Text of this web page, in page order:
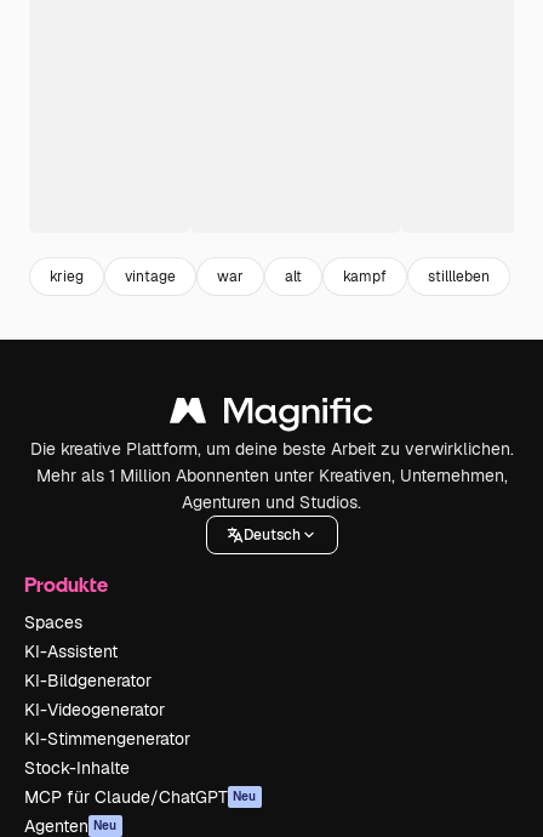
krieg vintage war alt kampf stillleben
Die kreative Plattform, um deine beste Arbeit zu verwirklichen.
Mehr als 1 Million Abonnenten unter Kreativen, Unternehmen,
Agenturen und Studios.
Deutsch
Produkte
Spaces
KI-Assistent
KI-Bildgenerator
KI-Videogenerator
KI-Stimmengenerator
Stock-Inhalte
MCP für Claude/ChatGPT Neu
Agenten Neu